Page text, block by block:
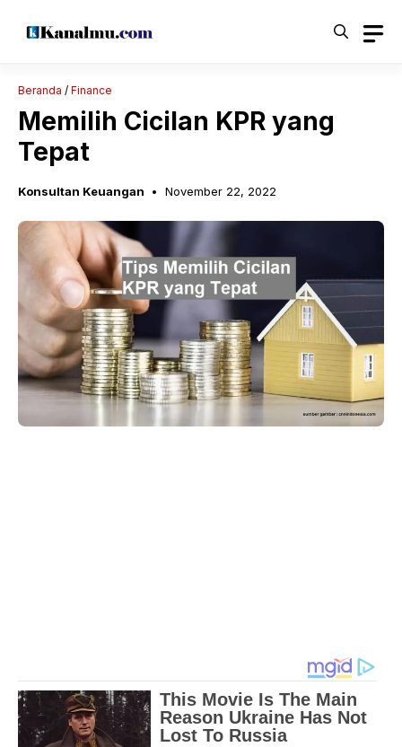
Beranda / Finance
Memilih Cicilan KPR yang
Tepat
Konsultan Keuangan November 22, 2022